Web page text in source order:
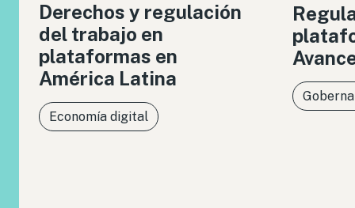
Derechos y regulación
del trabajo en
plataformas en
América Latina
Economía digital